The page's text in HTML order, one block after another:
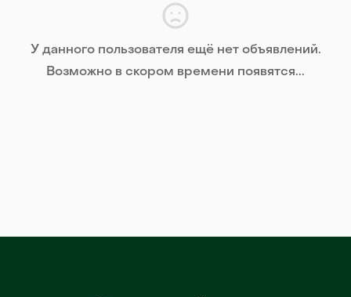
У данного пользователя ещё нет объявлений.
Возможно в скором времени появятся...